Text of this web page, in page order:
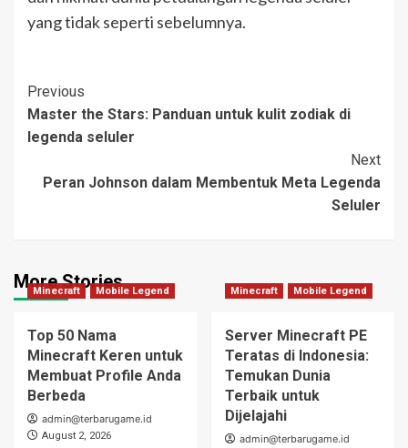
yang tidak seperti sebelumnya.
Post
Navigation
Previous
Master the Stars: Panduan untuk kulit zodiak di
legenda seluler
Next
Peran Johnson dalam Membentuk Meta Legenda
Seluler
More Stories
Minecraft Mobile Legend
Top 50 Nama
Minecraft Keren untuk
Membuat Profile Anda
Berbeda
admin@terbarugame.id
August 2, 2026
Minecraft Mobile Legend
Server Minecraft PE
Teratas di Indonesia:
Temukan Dunia
Terbaik untuk
Dijelajahi
admin@terbarugame.id